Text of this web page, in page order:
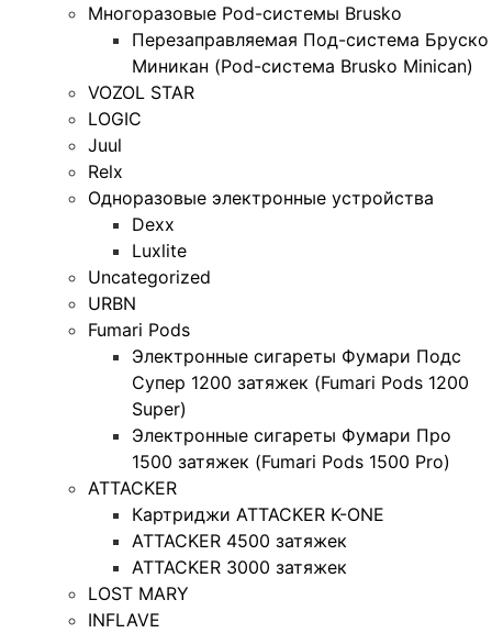
Многоразовые Pod-системы Brusko
Перезаправляемая Под-система Бруско
Миникан (Pod-система Brusko Minican)
VOZOL STAR
LOGIC
Juul
Relx
Одноразовые электронные устройства
Dexx
Luxlite
Uncategorized
URBN
Fumari Pods
Электронные сигареты Фумари Подс
Супер 1200 затяжек (Fumari Pods 1200
Super)
Электронные сигареты Фумари Про
1500 затяжек (Fumari Pods 1500 Pro)
ATTACKER
Картриджи ATTACKER K-ONE
ATTACKER 4500 затяжек
ATTACKER 3000 затяжек
LOST MARY
INFLAVE